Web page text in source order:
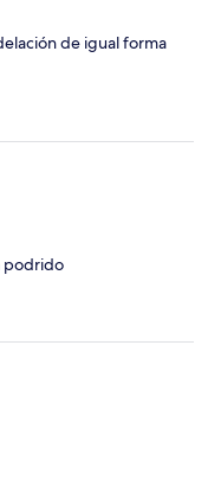
de igual forma
podrido